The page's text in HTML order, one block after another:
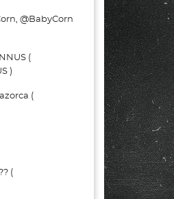
@BabyCorn
(
)
(
(